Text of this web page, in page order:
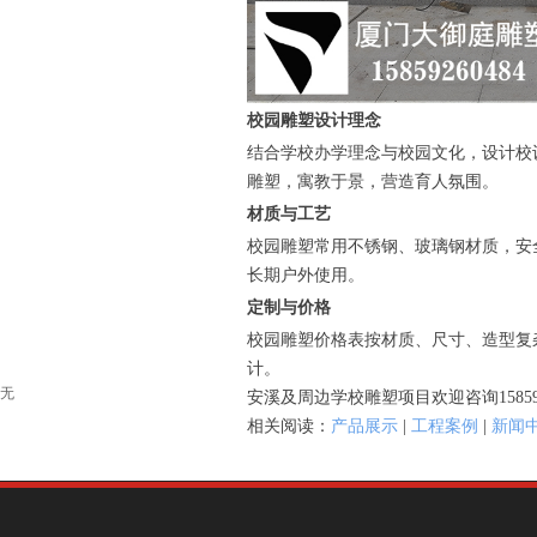
校园雕塑设计理念
结合学校办学理念与校园文化，设计
雕塑，寓教于景，营造育人氛围。
材质与工艺
校园雕塑常用不锈钢、玻璃钢材质，
长期户外使用。
定制与价格
校园雕塑价格表按材质、尺寸、造型
计。
安溪及周边学校雕塑项目欢迎咨询
相关阅读： 产品展示 工程案例 新闻
无